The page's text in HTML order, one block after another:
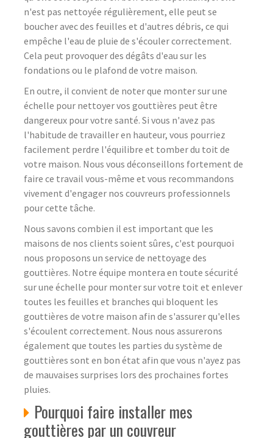
n'est pas nettoyée régulièrement, elle peut se
boucher avec des feuilles et d'autres débris, ce qui
empêche l'eau de pluie de s'écouler correctement.
Cela peut provoquer des dégâts d'eau sur les
fondations ou le plafond de votre maison.
En outre, il convient de noter que monter sur une
échelle pour nettoyer vos gouttières peut être
dangereux pour votre santé. Si vous n'avez pas
l'habitude de travailler en hauteur, vous pourriez
facilement perdre l'équilibre et tomber du toit de
votre maison. Nous vous déconseillons fortement de
faire ce travail vous-même et vous recommandons
vivement d'engager nos couvreurs professionnels
pour cette tâche.
Nous savons combien il est important que les
maisons de nos clients soient sûres, c'est pourquoi
nous proposons un service de nettoyage des
gouttières. Notre équipe montera en toute sécurité
sur une échelle pour monter sur votre toit et enlever
toutes les feuilles et branches qui bloquent les
gouttières de votre maison afin de s'assurer qu'elles
s'écoulent correctement. Nous nous assurerons
également que toutes les parties du système de
gouttières sont en bon état afin que vous n'ayez pas
de mauvaises surprises lors des prochaines fortes
pluies.
Pourquoi faire installer mes
gouttières par un couvreur